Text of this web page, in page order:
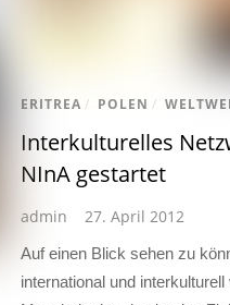
ERITREA / POLEN /
Interkulturelles
NInA gestartet
admin 27. April 2012
Auf einen Blick sehen zu
international und